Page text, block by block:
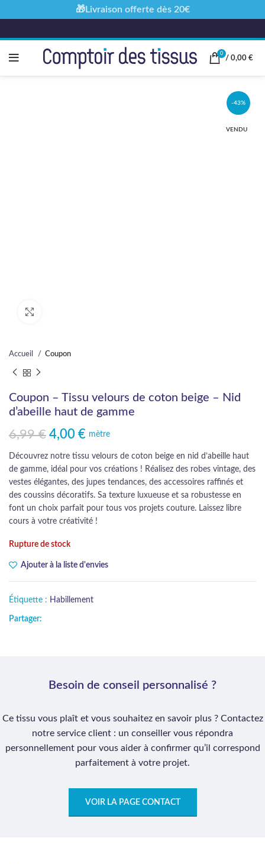
0
/ 0,00 €
-43%
VENDU
Accueil Coupon
Coupon – Tissu velours de coton beige – Nid
d’abeille haut de gamme
6,99€
Le prix initial était : 6,99 €.
4,00 €
Le prix actuel est : 4,00 €.
mètre
Découvrez notre tissu velours de coton beige en nid d’abeille haut
de gamme, idéal pour vos créations ! Réalisez des robes vintage, des
vestes élégantes, des jupes tendances, des accessoires raffinés et
des coussins décoratifs. Sa texture luxueuse et sa robustesse en
font un choix parfait pour tous vos projets couture. Laissez libre
cours à votre créativité !
Rupture de stock
Ajouter à la liste d'envies
Étiquette : Habillement
Partager:
Besoin de conseil personnalisé ?
Ce tissu vous plaît et vous souhaitez en savoir plus ? Contactez
notre service client : un conseiller vous répondra
personnellement pour vous aider à confirmer qu’il correspond
parfaitement à votre projet.
VOIR LA PAGE CONTACT
🎁Livraison offerte dès 20€